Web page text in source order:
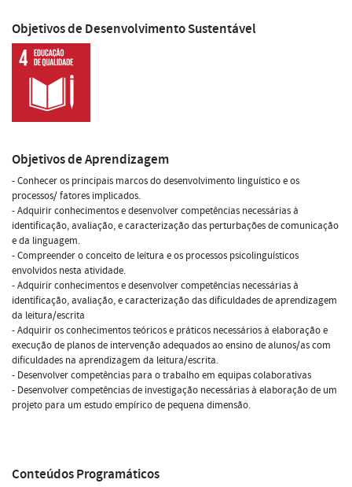
Objetivos de Desenvolvimento Sustentável
Objetivos de Aprendizagem
- Conhecer os principais marcos do desenvolvimento linguístico e os
processos/ fatores implicados.
- Adquirir conhecimentos e desenvolver competências necessárias à
identificação, avaliação, e caracterização das perturbações de comunicação
e da linguagem.
- Compreender o conceito de leitura e os processos psicolinguísticos
envolvidos nesta atividade.
- Adquirir conhecimentos e desenvolver competências necessárias à
identificação, avaliação, e caracterização das dificuldades de aprendizagem
da leitura/escrita
- Adquirir os conhecimentos teóricos e práticos necessários à elaboração e
execução de planos de intervenção adequados ao ensino de alunos/as com
dificuldades na aprendizagem da leitura/escrita.
- Desenvolver competências para o trabalho em equipas colaborativas
- Desenvolver competências de investigação necessárias à elaboração de um
projeto para um estudo empírico de pequena dimensão.
Conteúdos Programáticos